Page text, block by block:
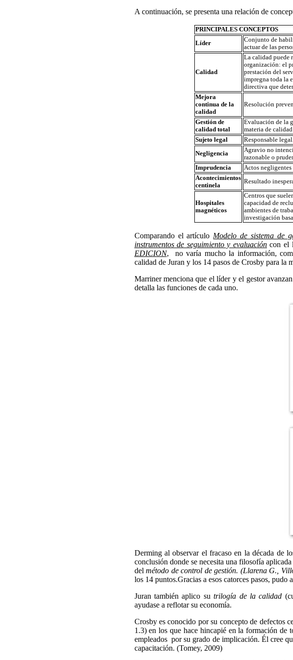
A continuación, se presenta una relación de
PRINCIPALES CONCEPTOS
Líder
Conjunto de
actuar de las
Calidad
La calidad puede
organización: el
prestación del
impregna toda la
directiva que
Mejora
continua de la
calidad
Resolución
Gestión de
calidad total
Evaluación de la
materia de
Sujeto legal
Responsable
Negligencia
Agravio no
razonable o
Imprudencia
Actos negligentes
Acontecimientos
centinela
Resultado
Hospitales
magnéticos
Centros que
capacidad de
ambientes de
investigación
Comparando el artículo Modelo de sistema de
instrumentos de seguimiento y evaluacióncon el
EDICION, no varía mucho la información,
calidad de Juran y los 14 pasos de Crosby para la
Marriner menciona que el líder y el gestor
detalla las funciones de cada uno.
Derming al observar el fracaso en la década de
conclusión donde se necesita una filosofía
delmétodo de control de gestión. (Llarena G.,
los 14 puntos.Gracias a esos catorces pasos,
Juran también aplico sutrilogía de la calidad
ayudase a reflotar su economía.
Crosby es conocido por su concepto de defectos
1.3) en los que hace hincapié en la formación de
empleados por su grado de implicación. Él cree
capacitación. (Tomey, 2009)